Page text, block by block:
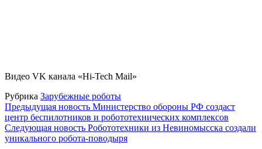
Видео VK канала «Hi-Tech Mail»
Рубрика Зарубежные роботы
Навигация
по
записям
Предыдущая новость Министерство обороны РФ создаст
центр беспилотников и робототехнических комплексов
Следующая новость Робототехники из Невиномысска создали
уникального робота-поводыря